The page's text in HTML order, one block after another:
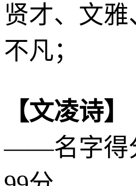
贤才、文
不凡；
【文凌诗】
——名字得